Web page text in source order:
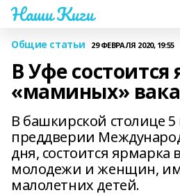
Наши Киги
Общие статьи 29 ФЕВРАЛЯ 2020, 19:55
В Уфе состоится
«маминых»
В башкирской столице 5
преддверии
дня, состоится ярмарка
молодежи и женщин,
малолетних детей.